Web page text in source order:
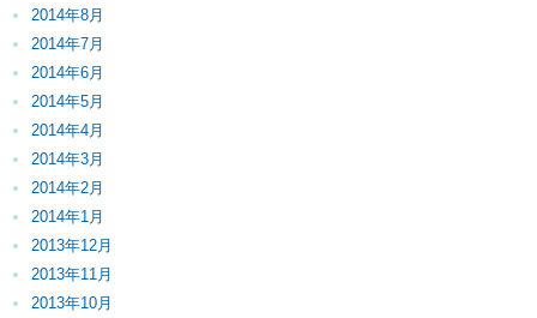
2014年8月
2014年7月
2014年6月
2014年5月
2014年4月
2014年3月
2014年2月
2014年1月
2013年12月
2013年11月
2013年10月